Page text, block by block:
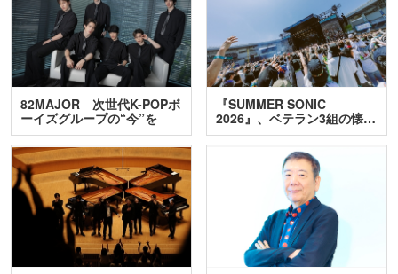
82MAJOR 次世代K-POPボ
ーイズグループの“今”を
訊…
『SUMMER SONIC
2026』、ベテラン3組の懐…